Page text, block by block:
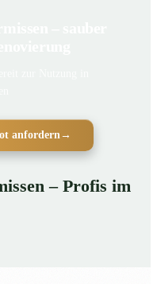
anfordern→
– Profis im